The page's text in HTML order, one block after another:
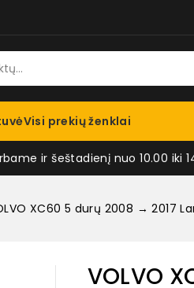
Visi prekių ženklai
ir šeštadienį nuo 10.00 iki
XC60 5 durų 2008 → 2017
VOLVO